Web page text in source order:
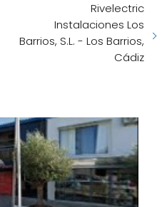
Rivelectric
Instalaciones Los
Barrios, S.L. - Los Barrios,
Cádiz